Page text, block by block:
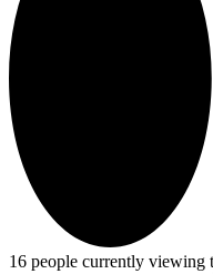
16 people currently viewing